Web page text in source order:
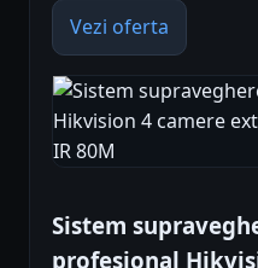
Vezi oferta
Sistem
profesional